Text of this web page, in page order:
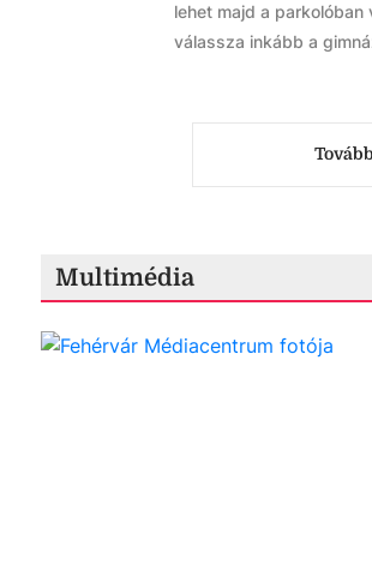
lehet majd a
válassza inkább a
Multimédia